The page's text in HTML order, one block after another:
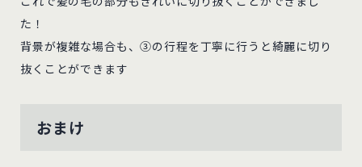
た！
背景が複雑な場合も、③の行程を丁寧に行うと綺麗に切り
抜くことができます
おまけ